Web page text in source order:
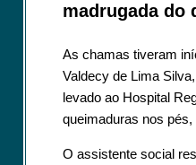
madrugada do
As chamas tiveram
Valdecy de Lima
levado ao Hospital
queimaduras nos
O assistente social